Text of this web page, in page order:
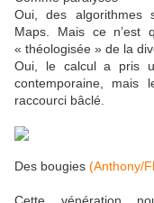
Oui, des algorithmes
Maps. Mais ce n’est
« théologisée » de la
Oui, le calcul a pris
contemporaine, mais
raccourci bâclé.
Des bougies (Anthony/
Cette vénération